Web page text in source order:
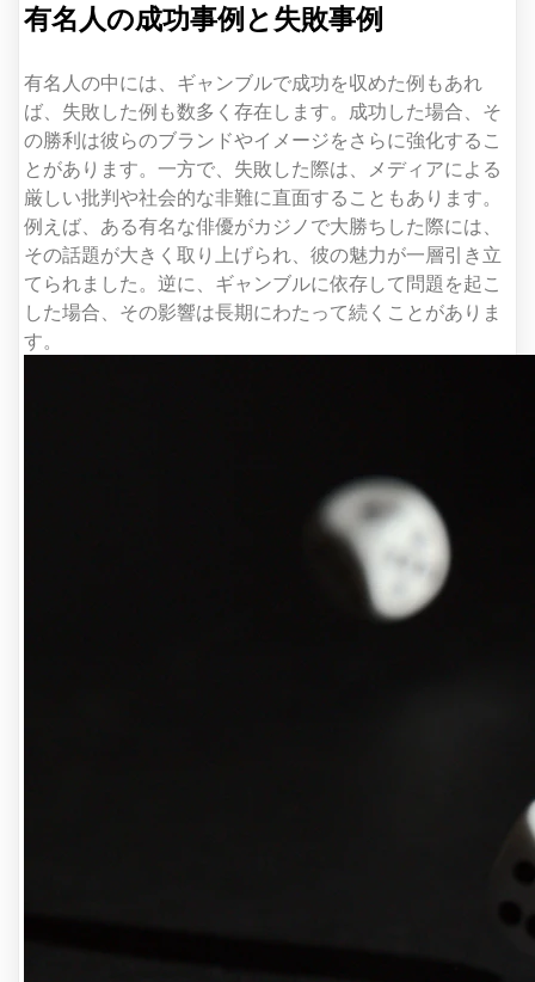
有名人の成功事例と失敗事例
有名人の中には、ギャンブルで成功を収めた例もあれ
ば、失敗した例も数多く存在します。成功した場合、そ
の勝利は彼らのブランドやイメージをさらに強化するこ
とがあります。一方で、失敗した際は、メディアによる
厳しい批判や社会的な非難に直面することもあります。
例えば、ある有名な俳優がカジノで大勝ちした際には、
その話題が大きく取り上げられ、彼の魅力が一層引き立
てられました。逆に、ギャンブルに依存して問題を起こ
した場合、その影響は長期にわたって続くことがありま
す。